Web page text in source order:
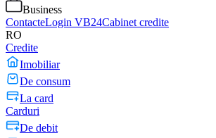
Business
ContacteLogin VB24Cabinet credite
RO
Credite
Imobiliar
De consum
La card
Carduri
De debit